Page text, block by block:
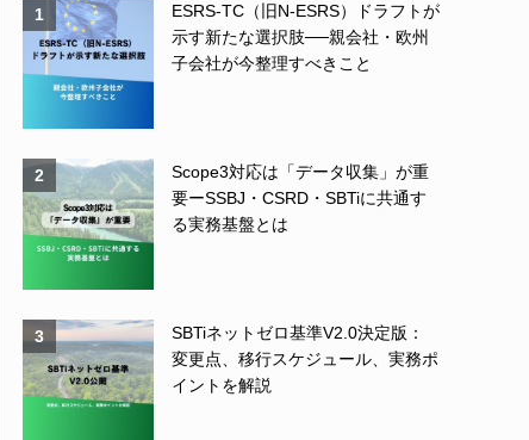
1
ESRS-TC（旧N-ESRS）ドラフトが
示す新たな選択肢──親会社・欧州
子会社が今整理すべきこと
2
Scope3対応は「データ収集」が重
要ーSSBJ・CSRD・SBTiに共通す
る実務基盤とは
3
SBTiネットゼロ基準V2.0決定版：
変更点、移行スケジュール、実務ポ
イントを解説